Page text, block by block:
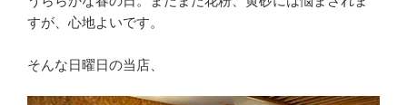
すが、心地よいです。
そんな日曜日の当店、